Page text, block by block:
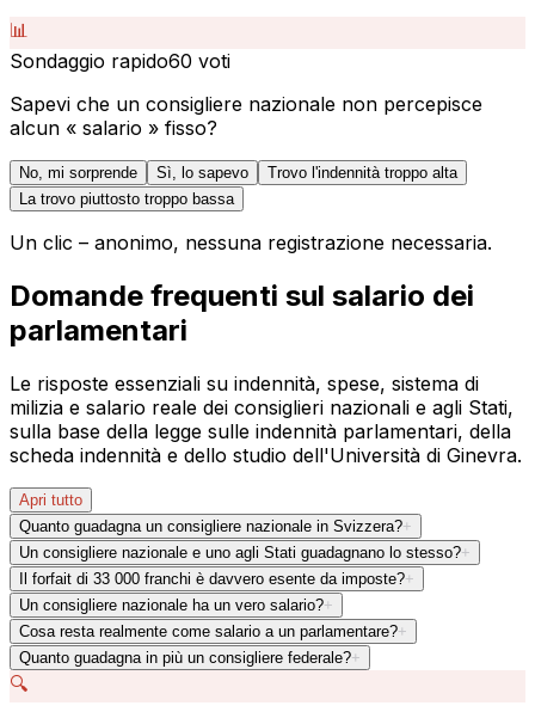
📊
Sondaggio rapido60 voti
Sapevi che un consigliere nazionale non percepisce
alcun « salario » fisso?
No, mi sorprende Sì, lo sapevo
Trovo l'indennità troppo alta
La trovo piuttosto troppo bassa
Un clic – anonimo, nessuna registrazione necessaria.
Domande frequenti sul salario dei
parlamentari
Le risposte essenziali su indennità, spese, sistema di
milizia e salario reale dei consiglieri nazionali e agli Stati,
sulla base della legge sulle indennità parlamentari, della
scheda indennità e dello studio dell'Università di Ginevra.
Apri tutto
Quanto guadagna un consigliere nazionale in Svizzera?+
Un consigliere nazionale e uno agli Stati guadagnano lo stesso?+
Il forfait di 33 000 franchi è davvero esente da imposte?+
Un consigliere nazionale ha un vero salario?+
Cosa resta realmente come salario a un parlamentare?+
Quanto guadagna in più un consigliere federale?+
🔍